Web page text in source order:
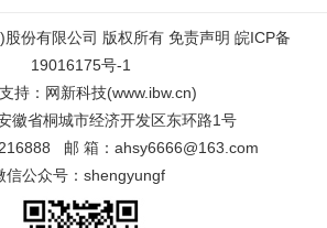
份有限公司 版权所有 免责声明 皖ICP备
19016175号-1
持 ： 网新科技(www.ibw.cn)
徽省桐城市经济开发区东环路1号
邮 箱：ahsy6666@163.com
信公众号：shengyungf